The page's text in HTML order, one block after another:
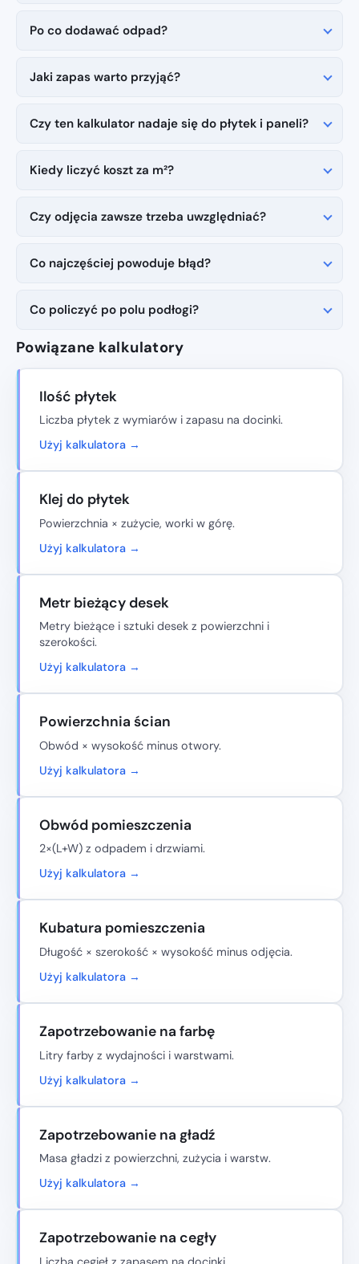
Po co dodawać odpad?
Jaki zapas warto przyjąć?
Czy ten kalkulator nadaje się do płytek i paneli?
Kiedy liczyć koszt za m²?
Czy odjęcia zawsze trzeba uwzględniać?
Co najczęściej powoduje błąd?
Co policzyć po polu podłogi?
Powiązane kalkulatory
Ilość płytek
Liczba płytek z wymiarów i zapasu na docinki.
Użyj kalkulatora →
Klej do płytek
Powierzchnia × zużycie, worki w górę.
Użyj kalkulatora →
Metr bieżący desek
Metry bieżące i sztuki desek z powierzchni i
szerokości.
Użyj kalkulatora →
Powierzchnia ścian
Obwód × wysokość minus otwory.
Użyj kalkulatora →
Obwód pomieszczenia
2×(L+W) z odpadem i drzwiami.
Użyj kalkulatora →
Kubatura pomieszczenia
Długość × szerokość × wysokość minus odjęcia.
Użyj kalkulatora →
Zapotrzebowanie na farbę
Litry farby z wydajności i warstwami.
Użyj kalkulatora →
Zapotrzebowanie na gładź
Masa gładzi z powierzchni, zużycia i warstw.
Użyj kalkulatora →
Zapotrzebowanie na cegły